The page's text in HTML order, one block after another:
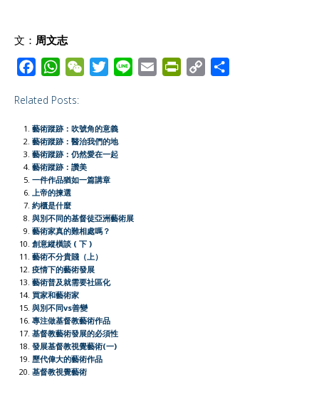
文： 周文志
c
e
b
o
o
k
W
a
t
s
A
p
p
W
h
a
t
t
t
e
r
Related Posts:
藝術蹤跡：吹號角的意義
藝術蹤跡：醫治我們的地
藝術蹤跡：仍然愛在一起
藝術蹤跡：讚美
一件作品猶如一篇講章
上帝的揀選
約櫃是什麼
與別不同的基督徒亞洲藝術展
藝術家真的難相處嗎？
創意縱橫談 ( 下 )
藝術不分貴賤（上）
疫情下的藝術發展
藝術普及就需要社區化
買家和藝術家
與別不同vs善變
專注做基督教藝術作品
基督教藝術發展的必須性
發展基督教視覺藝術(一)
歷代偉大的藝術作品
基督教視覺藝術